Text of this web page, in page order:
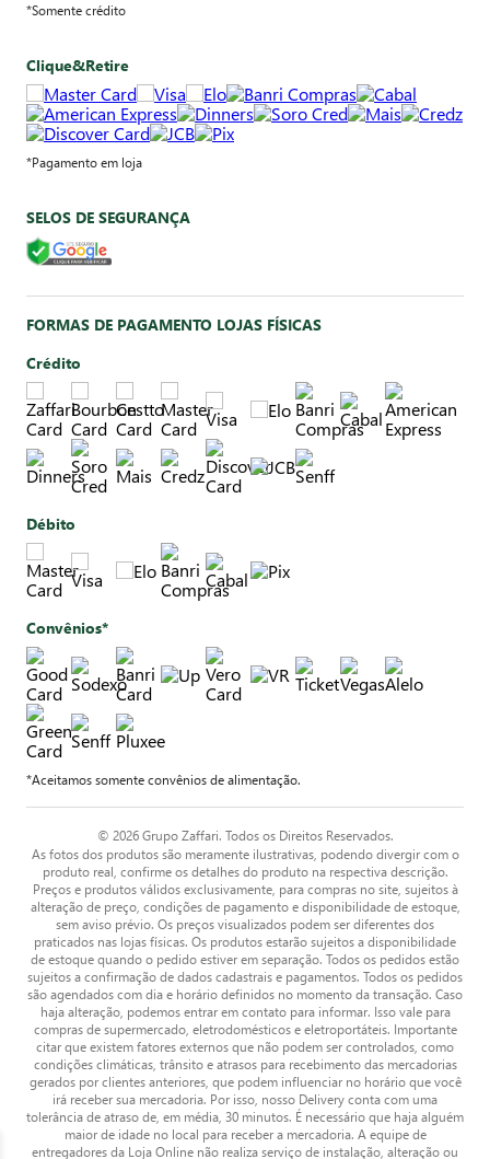
*Somente crédito
Clique&Retire
*Pagamento em loja
SELOS DE SEGURANÇA
FORMAS DE PAGAMENTO LOJAS FÍSICAS
Crédito
Débito
Convênios*
*Aceitamos somente convênios de alimentação.
© 2026 Grupo Zaffari. Todos os Direitos Reservados.
As fotos dos produtos são meramente ilustrativas, podendo divergir com o
produto real, confirme os detalhes do produto na respectiva descrição.
Preços e produtos válidos exclusivamente, para compras no site, sujeitos à
alteração de preço, condições de pagamento e disponibilidade de estoque,
sem aviso prévio. Os preços visualizados podem ser diferentes dos
praticados nas lojas físicas. Os produtos estarão sujeitos a disponibilidade
de estoque quando o pedido estiver em separação. Todos os pedidos estão
sujeitos a confirmação de dados cadastrais e pagamentos. Todos os pedidos
são agendados com dia e horário definidos no momento da transação. Caso
haja alteração, podemos entrar em contato para informar. Isso vale para
compras de supermercado, eletrodomésticos e eletroportáteis. Importante
citar que existem fatores externos que não podem ser controlados, como
condições climáticas, trânsito e atrasos para recebimento das mercadorias
gerados por clientes anteriores, que podem influenciar no horário que você
irá receber sua mercadoria. Por isso, nosso Delivery conta com uma
tolerância de atraso de, em média, 30 minutos. É necessário que haja alguém
maior de idade no local para receber a mercadoria. A equipe de
entregadores da Loja Online não realiza serviço de instalação, alteração ou